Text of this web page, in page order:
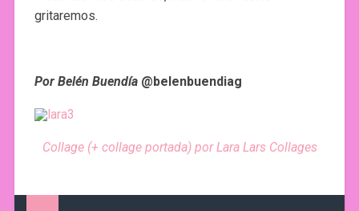
gritaremos.
Por Belén Buendía@belenbuendiag
Collage (+ collage portada) por Lara Lars Collages